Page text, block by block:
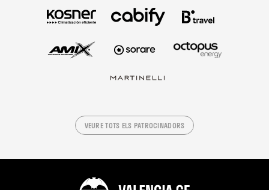
VEURE TOTS ELS PATROCINADORS